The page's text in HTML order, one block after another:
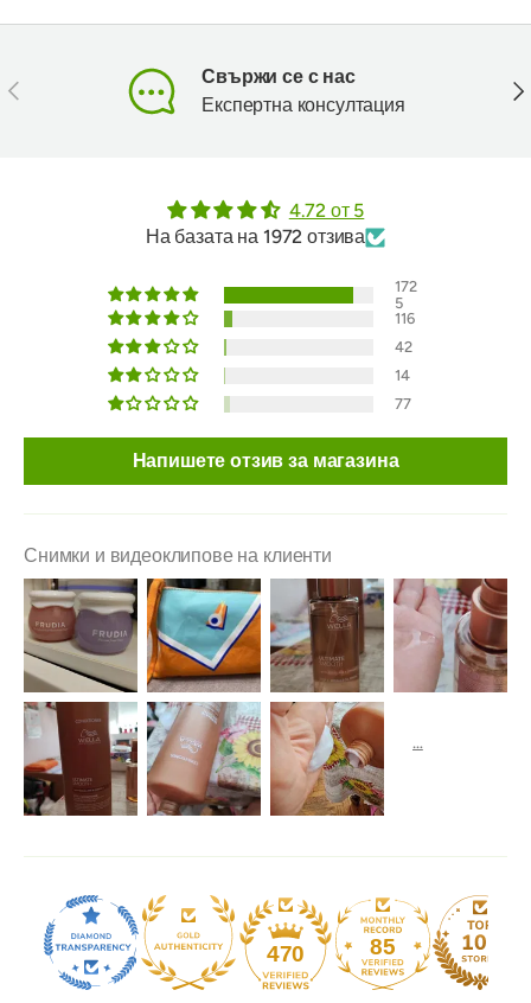
Предишен
Свържи се с нас
Експертна консултация
4.72 от 5
На базата на 1972 отзива
172
5
116
42
14
77
Напишете отзив за магазина
Снимки и видеоклипове на клиенти
470 85